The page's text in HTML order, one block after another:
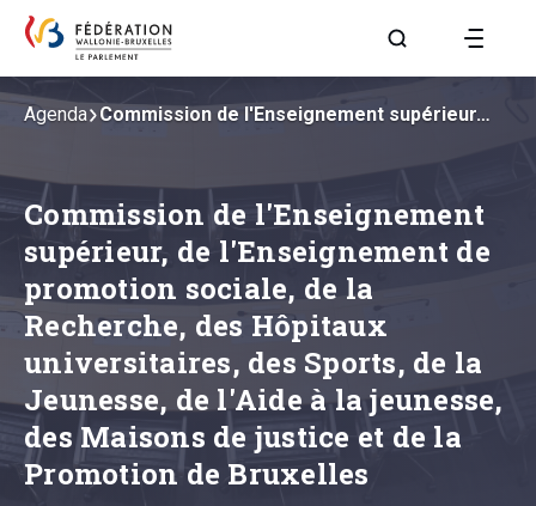
Aller à la page
Commission de l'Enseignement
supérieur, de l'Enseignement de
promotion sociale, de la
Recherche, des Hôpitaux
universitaires, des Sports, de la
Jeunesse, de l'Aide à la jeunesse,
des Maisons de justice et de la
Promotion de Bruxelles
Agenda Commission de l'Enseignement supérieur…